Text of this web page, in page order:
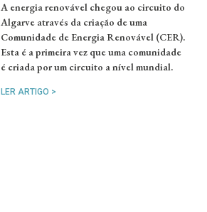
A energia renovável chegou ao circuito do
Algarve através da criação de uma
Comunidade de Energia Renovável (CER).
Esta é a primeira vez que uma comunidade
é criada por um circuito a nível mundial.
LER ARTIGO >